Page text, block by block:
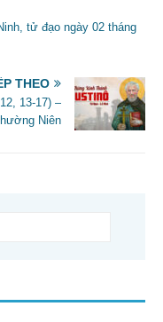
tử đạo ngày 02 tháng
THEO
13-17) –
Niên